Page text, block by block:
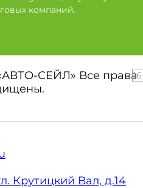
компаний.
СЕЙЛ» Все права
Крутицкий Вал, д.14